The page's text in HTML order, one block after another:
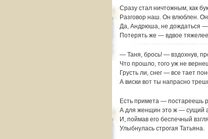
Сразу стал ничтожным, как
Разговор наш. Он влюблен.
Да, Андрюша, не дождаться —
Потерять же — вдвое
— Таня, брось! — вздохнув,
Что прошло, того уж не
Грусть ли, снег — все тает
А виски вот ты напрасно
Есть примета — постареешь
А для женщин это ж — сущий
И, поймав его беспечный
Улыбнулась строгая Татьяна.